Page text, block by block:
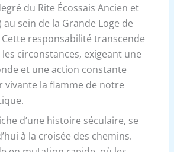
du Rite Écossais Ancien et
au sein de la Grande Loge de
Cette responsabilité transcende
circonstances, exigeant une
et une action constante
vivante la flamme de notre
d’une histoire séculaire, se
à la croisée des chemins.